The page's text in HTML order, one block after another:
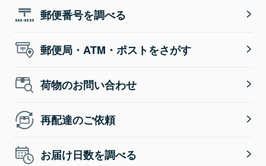
郵便番号を調べる
郵便局・ATM・ポストをさがす
荷物のお問い合わせ
再配達のご依頼
お届け日数を調べる